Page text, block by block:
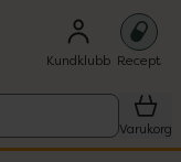
Kundklubb Recept
Varukorg